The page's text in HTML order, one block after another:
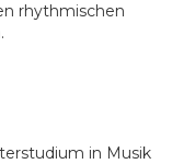
rhythmischen
in Musik